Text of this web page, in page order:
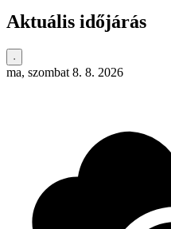
Aktuális időjárás
ma, szombat 8. 8. 2026